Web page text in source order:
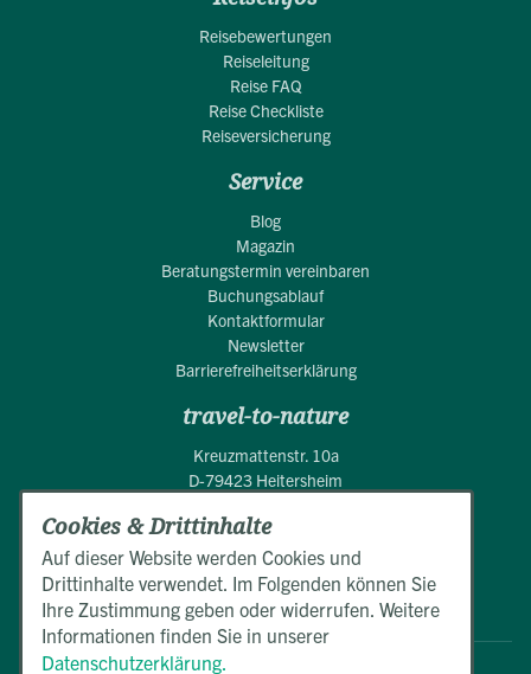
Reisebewertungen
Reiseleitung
Reise FAQ
Reise Checkliste
Reiseversicherung
Service
Blog
Magazin
Beratungstermin vereinbaren
Buchungsablauf
Kontaktformular
Newsletter
Barrierefreiheitserklärung
travel-to-nature
Kreuzmattenstr. 10a
D-79423 Heitersheim
+49 (0)7634 50550
Mo.-Fr. 9:00 - 17:00 Uhr
E-Mail schreiben
Cookies & Drittinhalte
Auf dieser Website werden Cookies und
Drittinhalte verwendet. Im Folgenden können Sie
Ihre Zustimmung geben oder widerrufen. Weitere
Informationen finden Sie in unserer
Datenschutzerklärung.